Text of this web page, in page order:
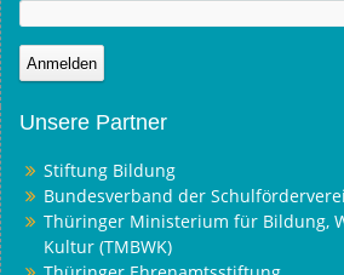
Unsere Partner
Stiftung Bildung
Bundesverband der
Thüringer Ministerium für Bildung,
Kultur (TMBWK)